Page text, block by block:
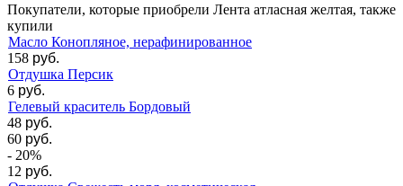
Покупатели, которые приобрели Лента атласная желтая, также
купили
Масло Конопляное, нерафинированное
158 руб.
Отдушка Персик
6 руб.
Гелевый краситель Бордовый
48 руб.
60 руб.
- 20%
12 руб.